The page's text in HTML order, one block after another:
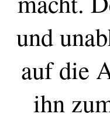
und
auf die
ihn